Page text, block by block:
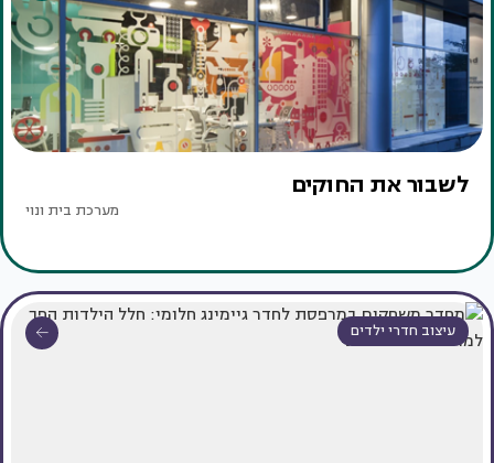
לשבור את החוקים
מערכת בית ונוי
עיצוב חדרי ילדים